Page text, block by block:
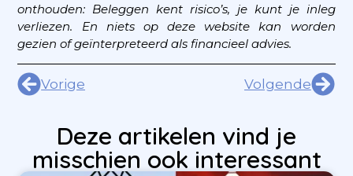
onthouden: Beleggen kent risico’s, je kunt je inleg
verliezen. En niets op deze website kan worden
gezien of geïnterpreteerd als financieel advies.
Vorige Volgende
Deze artikelen vind je
misschien ook interessant